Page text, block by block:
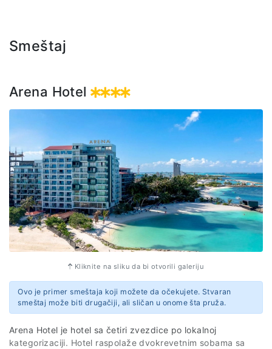
Smeštaj
Arena Hotel
Kliknite na sliku da bi otvorili galeriju
Ovo je primer smeštaja koji možete da očekujete. Stvaran
smeštaj može biti drugačiji, ali sličan u onome šta pruža.
Arena Hotel je hotel sa četiri zvezdice po lokalnoj
kategorizaciji. Hotel raspolaže dvokrevetnim sobama sa